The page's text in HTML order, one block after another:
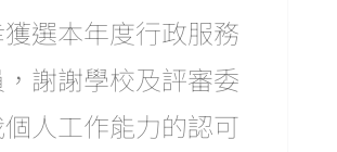
選本年度行政服務
謝謝學校及評審委
人工作能力的認可